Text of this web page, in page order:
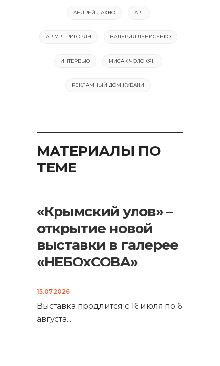
АНДРЕЙ ЛАХНО АРТ
АРТУР ГРИГОРЯН ВАЛЕРИЯ ДЕНИСЕНКО
ИНТЕРВЬЮ МИСАК ЧОЛОКЯН
РЕКЛАМНЫЙ ДОМ КУБАНИ
МАТЕРИАЛЫ ПО
ТЕМЕ
«Крымский улов» –
открытие новой
выставки в галерее
«НЕБОхСОВА»
15.07.2026
Выставка продлится с 16 июля по 6
августа...